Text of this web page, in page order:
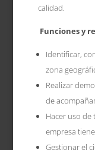
calidad.
Funciones y
Identificar,
zona
Realizar
de
Hacer uso de
empresa
Gestionar el